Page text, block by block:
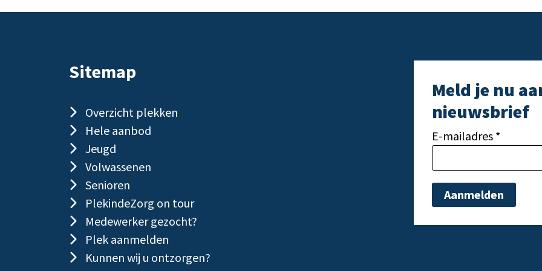
Sitemap
Overzicht plekken
Hele aanbod
Jeugd
Volwassenen
Senioren
PlekindeZorg on tour
Medewerker gezocht?
Plek aanmelden
Kunnen wij u ontzorgen?
Meld je nu
nieuwsbrief
E-mailadres *